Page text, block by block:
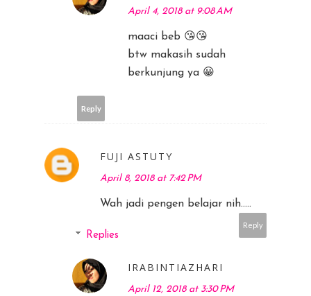
April 4, 2018 at 9:08 AM
maaci beb 😘😘
btw makasih sudah
berkunjung ya 😀
Reply
FUJI ASTUTY
April 8, 2018 at 7:42 PM
Wah jadi pengen belajar nih.....
Reply
Replies
IRABINTIAZHARI
April 12, 2018 at 3:30 PM